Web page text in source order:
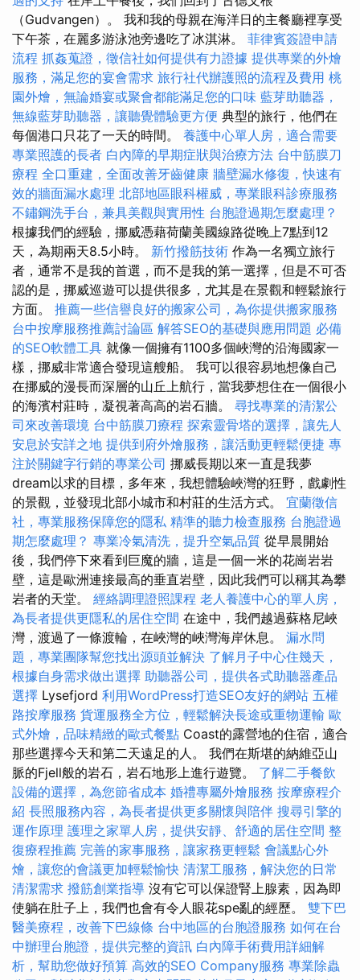
（Gudvangen）。 我和我的母親在海洋日的主餐廳裡享受
下午茶，在麗多游泳池旁邊吃了冰淇淋。 菲律賓簽證申請
流程 抓姦蒐證，徵信社如何提供有力證據 提供專業的外燴
服務，滿足您的宴會需求 旅行社代辦護照的流程及費用 桃
園外燴，無論婚宴或聚會都能滿足您的口味 藍芽助聽器，
無線藍芽助聽器，讓聽覺體驗更方便 典型的旅行，他們在
每個港口只花了一天的時間。 養護中心單人房，適合需要
專業照護的長者 白內障的早期症狀與治療方法 台中筋膜刀
療程 全口重建，全面改善牙齒健康 牆壁漏水修復，快速有
效的牆面漏水處理 北部地區眼科權威，專業眼科診療服務
不鏽鋼洗手台，兼具美觀與實用性 台胞證過期怎麼處理？
根據我們的經驗，挪威憑藉荷蘭美國線路從晚上7點到12
天，為期兩天8.5小時。 新竹撥筋技術 作為一名獨立旅行
者，通常不是我的首選，而不是我的第一選擇，但是不可否
認的是，挪威巡遊可以提供很多，尤其是在景觀和輕鬆旅行
方面。 推薦一些信譽良好的搬家公司，為你提供搬家服務
台中按摩服務推薦討論區 解答SEO的基礎與應用問題 必備
的SEO軟體工具 就像一個擁有1100多個峽灣的沿海國家一
樣，挪威非常適合發現這艘船。 我可以很容易地想像自己
在挪威的漫長而深層的山丘上航行，當我夢想住在一個很小
的海濱村莊時，凝視著高高的岩石牆。 尋找專業的清潔公
司來改善環境 台中筋膜刀療程 探索靈骨塔的選擇，讓先人
安息於安詳之地 提供到府外燴服務，讓活動更輕鬆便捷 專
注於關鍵字行銷的專業公司 挪威長期以來一直是我夢
dream以求的目標，多年來，我想體驗峽灣的狂野，戲劇性
的景觀，並發現北部小城市和村莊的生活方式。 宜蘭徵信
社，專業服務保障您的隱私 精準的聽力檢查服務 台胞證過
期怎麼處理？ 專業冷氣清洗，提升空氣品質 從早晨開始
後，我們停下來看到巨魔的牆，這是一個一米的花崗岩岩
壁，這是歐洲連接最高的垂直岩壁，因此我們可以稱其為攀
岩者的天堂。 經絡調理證照課程 老人養護中心的單人房，
為長者提供更隱私的居住空間 在途中，我們越過蘇格尼峽
灣，渡過了一條渡輪，在峽灣的峽灣海岸休息。 漏水問
題，專業團隊幫您找出源頭並解決 了解月子中心住幾天，
根據自身需求做出選擇 助聽器公司，提供各式助聽器產品
選擇 Lysefjord 利用WordPress打造SEO友好的網站 五權
路按摩服務 貨運服務全方位，輕鬆解決長途或重物運輸 歐
式外燴，品味精緻的歐式餐點 Coast的露營地的住宿，適合
那些選擇今天和第二天遠足的人。 我們在斯堪的納維亞山
脈的Fjell般的岩石，岩石地形上進行遊覽。 了解二手餐飲
設備的選擇，為您節省成本 婚禮專屬外燴服務 按摩療程介
紹 長照服務內容，為長者提供更多關懷與陪伴 搜尋引擎的
運作原理 護理之家單人房，提供安靜、舒適的居住空間 整
復療程推薦 完善的家事服務，讓家務更輕鬆 會議點心外
燴，讓您的會議更加輕鬆愉快 清潔工服務，解決您的日常
清潔需求 撥筋創業指導 沒有它可以保證腎上腺素，因為即
使躺在肚子上，我們也會有令人眼花spe亂的經歷。 雙下巴
醫美療程，改善下巴線條 台中地區的台胞證服務 如何在台
中辦理台胞證，提供完整的資訊 白內障手術費用詳細解
析，幫助您做好預算 高效的SEO Company服務 專業除蟲